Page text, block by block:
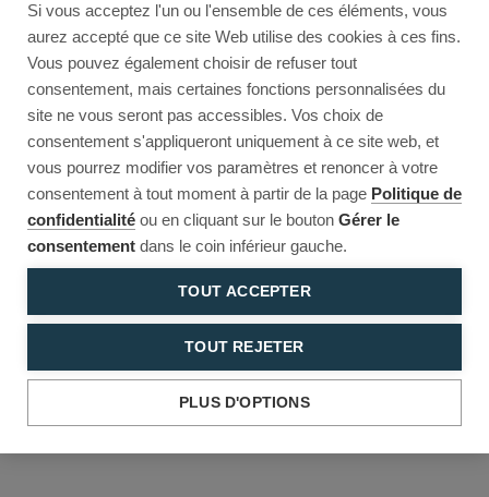
Si vous acceptez l'un ou l'ensemble de ces éléments, vous
aurez accepté que ce site Web utilise des cookies à ces fins.
Vous pouvez également choisir de refuser tout
consentement, mais certaines fonctions personnalisées du
site ne vous seront pas accessibles. Vos choix de
consentement s'appliqueront uniquement à ce site web, et
vous pourrez modifier vos paramètres et renoncer à votre
consentement à tout moment à partir de la page Politique de
confidentialité ou en cliquant sur le bouton Gérer le
consentement dans le coin inférieur gauche.
TOUT ACCEPTER
TOUT REJETER
PLUS D'OPTIONS
Reload to try again, or go back.
Reload Back